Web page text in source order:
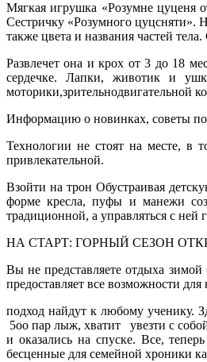
Мягкая игрушка «Розумне цуценя
Сестричку «Розумного цуцсняти».
так­же цвета и названия частей
Развлечет она и крох от 3 до 18
сердеч­ке. Лапки, животик и
моторики,зрительно­двигательной
Информацию о новинках, советы
Технологии не стоят на месте, в
привлекательной.
Взойти на трон Обустраивая
форме кресла, пуфы и манежи
традиционной, а управляться с
НА СТАРТ: ГОРНЫЙ СЕЗОН
Вы не представляете отдыха
предоставляет все возможности
подход найдут к любо­му ученику.
5оо пар лыж, хватит увезти с
и оказа­лись на спуске. Все,
бесценные для семей­ной хроники